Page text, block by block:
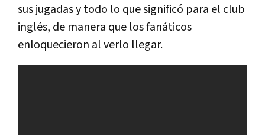
sus jugadas y todo lo que significó para el club
inglés, de manera que los fanáticos
enloquecieron al verlo llegar.